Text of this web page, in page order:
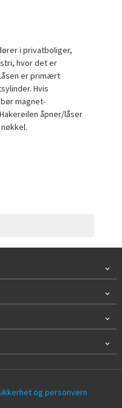
i privatboliger,
hvor det er
er primært
Hvis
magnet-
åpner/låser
og personvern